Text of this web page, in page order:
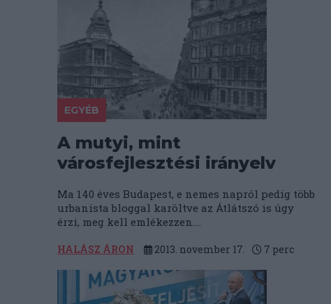
EGYÉB
A mutyi, mint
városfejlesztési irányelv
Ma 140 éves Budapest, e nemes napról pedig több
urbanista bloggal karöltve az Átlátszó is úgy
érzi, meg kell emlékezzen....
HALÁSZ ÁRON 2013. november 17. 7 perc